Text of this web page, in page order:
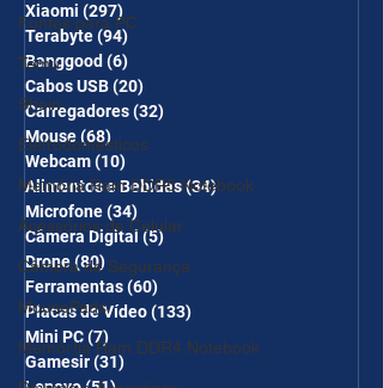
Fontes para PC
Temu
Shein
Eletrodomésticos
Memória Ram DDR5 Notebook
Acessórios de Celular
Câmera de Segurança
MousePads
Memórtia Ram DDR4 Notebook
Xiaomi (297)
Terabyte(94)
Banggood (6)
Cabos USB(20)
Carregadores(32)
Mouse(68)68 posts
Webcam(10)
Alimentos e Bebidas(34)34 posts
Microfone(34)
Câmera Digital(5)5 posts
Drone(80)80 posts
Ferramentas(60)
Placas de Vídeo(133)
Mini PC(7) 7 posts
Gamesir(31)